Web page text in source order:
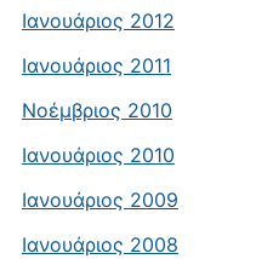
Ιανουάριος 2012
Ιανουάριος 2011
Νοέμβριος 2010
Ιανουάριος 2010
Ιανουάριος 2009
Ιανουάριος 2008